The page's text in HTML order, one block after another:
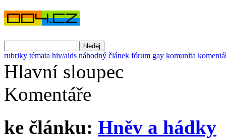
rubriky témata hiv/aids náhodný článek fórum gay komunita
Hlavní sloupec
Komentáře
ke článku: Hněv a hádky